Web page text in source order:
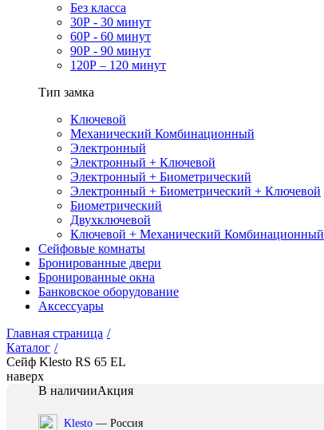
Без класса
30Р - 30 минут
60Р - 60 минут
90Р - 90 минут
120Р – 120 минут
Тип замка
Ключевой
Механический Комбинационный
Электронный
Электронный + Ключевой
Электронный + Биометрический
Электронный + Биометрический + Ключевой
Биометрический
Двухключевой
Ключевой + Механический Комбинационный
Сейфовые комнаты
Бронированные двери
Бронированные окна
Банковское оборудование
Аксессуары
Главная страница /
Каталог /
Сейф Klesto RS 65 EL
наверх
В наличииАкция
Klesto — Россия